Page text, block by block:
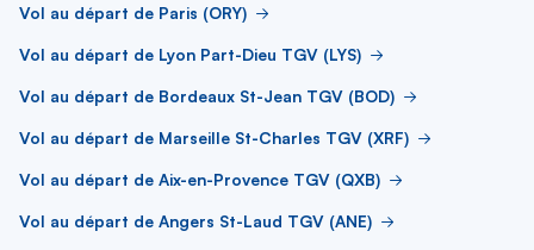
Vol au départ de Paris (ORY)
Vol au départ de Lyon Part-Dieu TGV (LYS)
Vol au départ de Bordeaux St-Jean TGV (BOD)
Vol au départ de Marseille St-Charles TGV (XRF)
Vol au départ de Aix-en-Provence TGV (QXB)
Vol au départ de Angers St-Laud TGV (ANE)